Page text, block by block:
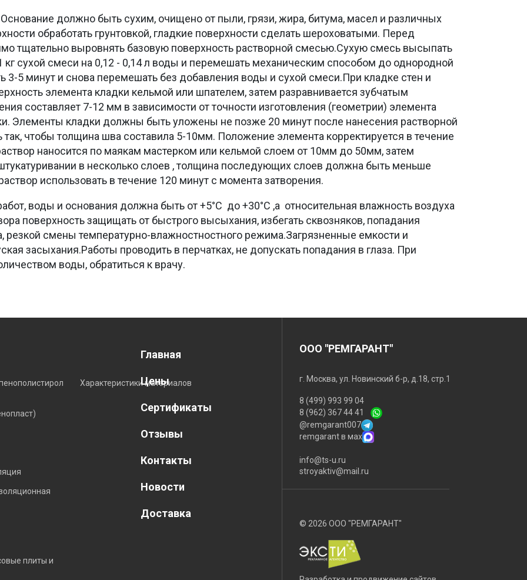
Основание должно быть сухим, очищено от пыли, грязи, жира, битума, масел и различных
обработать грунтовкой, гладкие поверхности сделать шероховатыми. Перед
тщательно выровнять базовую поверхность растворной смесью.Сухую смесь высыпать
кг сухой смеси на 0,12 - 0,14 л воды и перемешать механическим способом до однородной
5 минут и снова перемешать без добавления воды и сухой смеси.При кладке стен и
элемента кладки кельмой или шпателем, затем разравнивается зубчатым
составляет 7-12 мм в зависимости от точности изготовления (геометрии) элемента
Элементы кладки должны быть уложены не позже 20 минут после нанесения растворной
чтобы толщина шва составила 5-10мм. Положение элемента корректируется в течение
наносится по маякам мастерком или кельмой слоем от 10мм до 50мм, затем
в несколько слоев , толщина последующих слоев должна быть меньше
использовать в течение 120 минут с момента затворения.
воды и основания должна быть от +5°С до +30°С ,а относительная влажность воздуха
поверхность защищать от быстрого высыхания, избегать сквозняков, попадания
смены температурно-влажностностного режима.Загрязненные емкости и
засыхания.Работы проводить в перчатках, не допускать попадания в глаза. При
воды, обратиться к врачу.
плиты и
Характеристики материалов
Главная
Цены
Сертификаты
Отзывы
Контакты
Новости
Доставка
ООО "РЕМГАРАНТ"
г. Москва, ул. Новинский б-р, д.18, стр.1
8 (499) 993 99 04
8 (962) 367 44 41
@remgarant007
remgarant в мах
info@ts-u.ru
stroyaktiv@mail.ru
© 2026 ООО "РЕМГАРАНТ"